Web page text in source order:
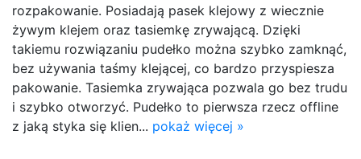
rozpakowanie. Posiadają pasek klejowy z wiecznie
żywym klejem oraz tasiemkę zrywającą. Dzięki
takiemu rozwiązaniu pudełko można szybko zamknąć,
bez używania taśmy klejącej, co bardzo przyspiesza
pakowanie. Tasiemka zrywająca pozwala go bez trudu
i szybko otworzyć. Pudełko to pierwsza rzecz offline
z jaką styka się klien... pokaż więcej »